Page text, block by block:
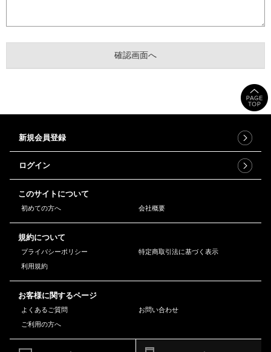
新規会員登録
ログイン
このサイトについて
初めての方へ 会社概要
規約について
プライバシーポリシー
特定商取引法に基づく表示
利用規約
お客様に関するページ
よくあるご質問
お問い合わせ
ご利用の方へ